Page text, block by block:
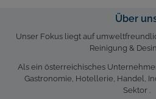
Über
Unser Fokus liegt auf
Reinigung &
Als ein österreichisches
Gastronomie, Hotellerie, Handel,
Sektor .